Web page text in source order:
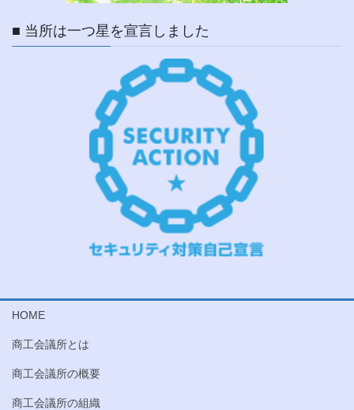
■ 当所は一つ星を宣言しました
HOME
商工会議所とは
商工会議所の概要
商工会議所の組織